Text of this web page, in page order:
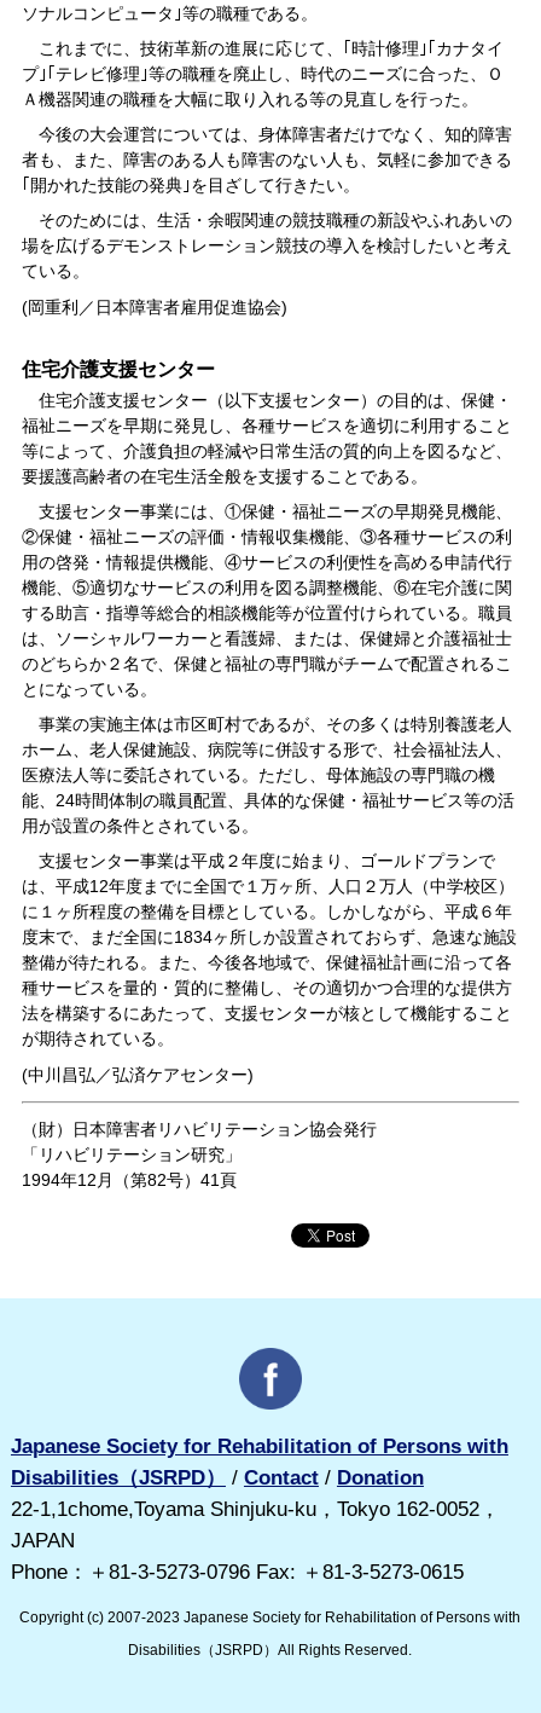
ソナルコンピュータ｣等の職種である。
これまでに、技術革新の進展に応じて、｢時計修理｣｢カナタイ
プ｣｢テレビ修理｣等の職種を廃止し、時代のニーズに合った、Ｏ
Ａ機器関連の職種を大幅に取り入れる等の見直しを行った。
今後の大会運営については、身体障害者だけでなく、知的障害
者も、また、障害のある人も障害のない人も、気軽に参加できる
｢開かれた技能の発典｣を目ざして行きたい。
そのためには、生活・余暇関連の競技職種の新設やふれあいの
場を広げるデモンストレーション競技の導入を検討したいと考え
ている。
(岡重利／日本障害者雇用促進協会)
住宅介護支援センター
住宅介護支援センター（以下支援センター）の目的は、保健・
福祉ニーズを早期に発見し、各種サービスを適切に利用すること
等によって、介護負担の軽減や日常生活の質的向上を図るなど、
要援護高齢者の在宅生活全般を支援することである。
支援センター事業には、①保健・福祉ニーズの早期発見機能、
②保健・福祉ニーズの評価・情報収集機能、③各種サービスの利
用の啓発・情報提供機能、④サービスの利便性を高める申請代行
機能、⑤適切なサービスの利用を図る調整機能、⑥在宅介護に関
する助言・指導等総合的相談機能等が位置付けられている。職員
は、ソーシャルワーカーと看護婦、または、保健婦と介護福祉士
のどちらか２名で、保健と福祉の専門職がチームで配置されるこ
とになっている。
事業の実施主体は市区町村であるが、その多くは特別養護老人
ホーム、老人保健施設、病院等に併設する形で、社会福祉法人、
医療法人等に委託されている。ただし、母体施設の専門職の機
能、24時間体制の職員配置、具体的な保健・福祉サービス等の活
用が設置の条件とされている。
支援センター事業は平成２年度に始まり、ゴールドプランで
は、平成12年度までに全国で１万ヶ所、人口２万人（中学校区）
に１ヶ所程度の整備を目標としている。しかしながら、平成６年
度末で、まだ全国に1834ヶ所しか設置されておらず、急速な施設
整備が待たれる。また、今後各地域で、保健福祉計画に沿って各
種サービスを量的・質的に整備し、その適切かつ合理的な提供方
法を構築するにあたって、支援センターが核として機能すること
が期待されている。
(中川昌弘／弘済ケアセンター)
（財）日本障害者リハビリテーション協会発行
「リハビリテーション研究」
1994年12月（第82号）41頁
Japanese Society for Rehabilitation of Persons with
Disabilities（JSRPD）
/ Contact/ Donation
22-1,1chome,Toyama Shinjuku-ku，Tokyo 162-0052，
JAPAN
Phone：＋81-3-5273-0796 Fax: ＋81-3-5273-0615
Copyright (c) 2007-2023 Japanese Society for Rehabilitation of Persons with
Disabilities（JSRPD）All Rights Reserved.